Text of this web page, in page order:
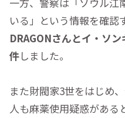
いる」という情報を確認
DRAGONさんとイ・ソ
件しました。
また財閥家3世をはじめ
人も麻薬使用疑惑がある